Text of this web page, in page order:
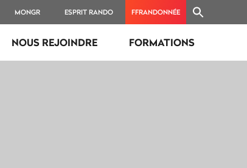
MONGR ESPRIT RANDO FFRANDONNÉE
NOUS REJOINDRE FORMATIONS